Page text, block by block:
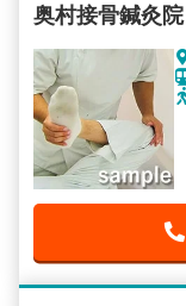
奥村接骨鍼灸院